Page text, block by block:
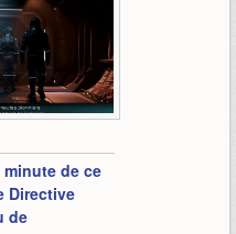
1:04
de ce
Directive
de